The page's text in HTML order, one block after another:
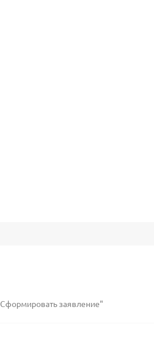
заявление"